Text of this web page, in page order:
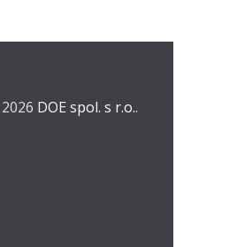
DOE spol. s r.o..